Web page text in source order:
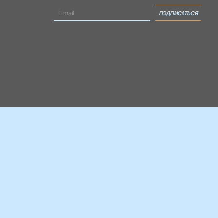
ПОДПИСАТЬСЯ